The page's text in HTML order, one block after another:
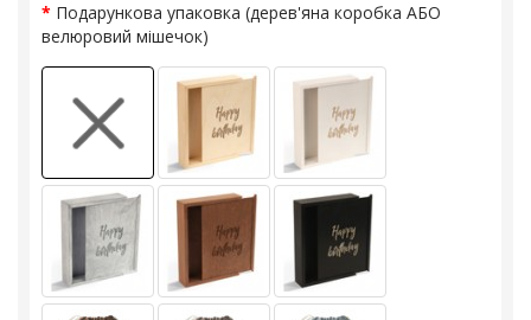
Подарункова упаковка (дерев'яна коробка АБО
велюровий мішечок)